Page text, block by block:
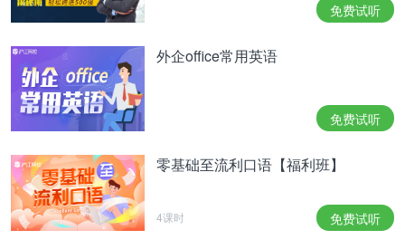
免费试听
外企office常用英语
免费试听
零基础至流利口语【福利班】
4课时 免费试听